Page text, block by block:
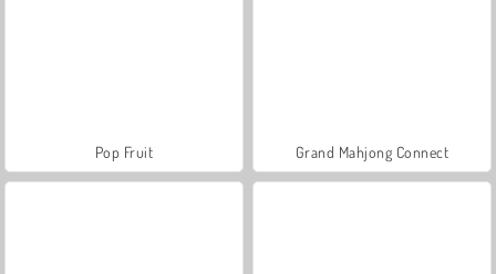
Pop Fruit Grand Mahjong Connect